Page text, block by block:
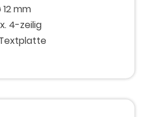
12 mm
4-zeilig